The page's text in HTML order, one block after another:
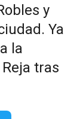
y
Ya
la
tras